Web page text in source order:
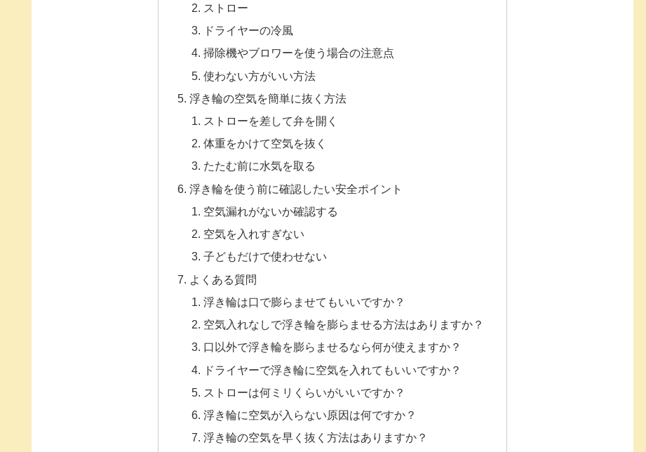
ストロー
ドライヤーの冷風
掃除機やブロワーを使う場合の注意点
使わない方がいい方法
浮き輪の空気を簡単に抜く方法
ストローを差して弁を開く
体重をかけて空気を抜く
たたむ前に水気を取る
浮き輪を使う前に確認したい安全ポイント
空気漏れがないか確認する
空気を入れすぎない
子どもだけで使わせない
よくある質問
浮き輪は口で膨らませてもいいですか？
空気入れなしで浮き輪を膨らませる方法はありますか？
口以外で浮き輪を膨らませるなら何が使えますか？
ドライヤーで浮き輪に空気を入れてもいいですか？
ストローは何ミリくらいがいいですか？
浮き輪に空気が入らない原因は何ですか？
浮き輪の空気を早く抜く方法はありますか？